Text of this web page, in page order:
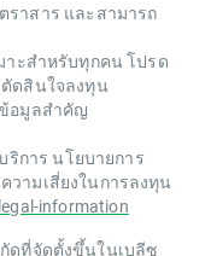
าสาร และสามารถ
าะสำหรับทุกคน โปรด
ดสินใจลงทุน
อมูลสำคัญ
ริการ นโยบายการ
วามเสี่ยงในการลงทุน
information
ดที่จัดตั้งขึ้นในเบลีซ